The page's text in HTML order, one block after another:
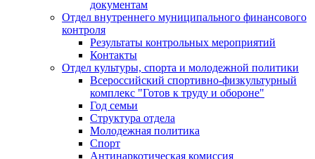
документам
Отдел внутреннего муниципального финансового
контроля
Результаты контрольных мероприятий
Контакты
Отдел культуры, спорта и молодежной политики
Всероссийский спортивно-физкультурный
комплекс "Готов к труду и обороне"
Год семьи
Структура отдела
Молодежная политика
Спорт
Антинаркотическая комиссия